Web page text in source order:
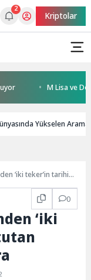
2
Kriptolar
M Lisa ve Dolu
Yükselen
0
‘iki